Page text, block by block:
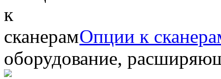
Опции к
оборудование,